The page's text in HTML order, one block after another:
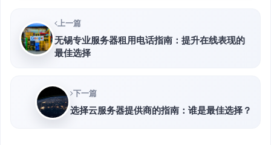
上一篇
无锡专业服务器租用电话指南：提升在线表现的
最佳选择
下一篇
选择云服务器提供商的指南：谁是最佳选择？